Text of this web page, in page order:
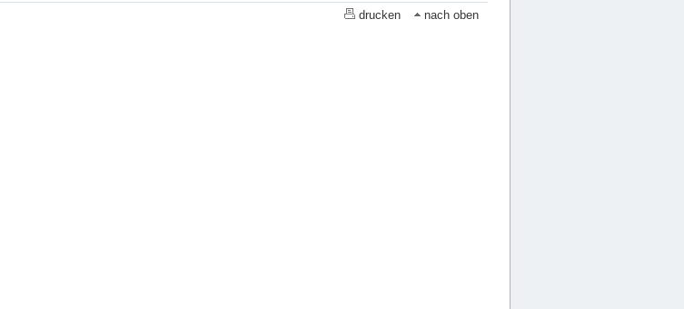
drucken nach oben